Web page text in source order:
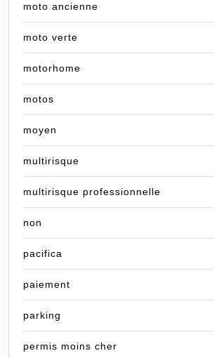
moto ancienne
moto verte
motorhome
motos
moyen
multirisque
multirisque professionnelle
non
pacifica
paiement
parking
permis moins cher